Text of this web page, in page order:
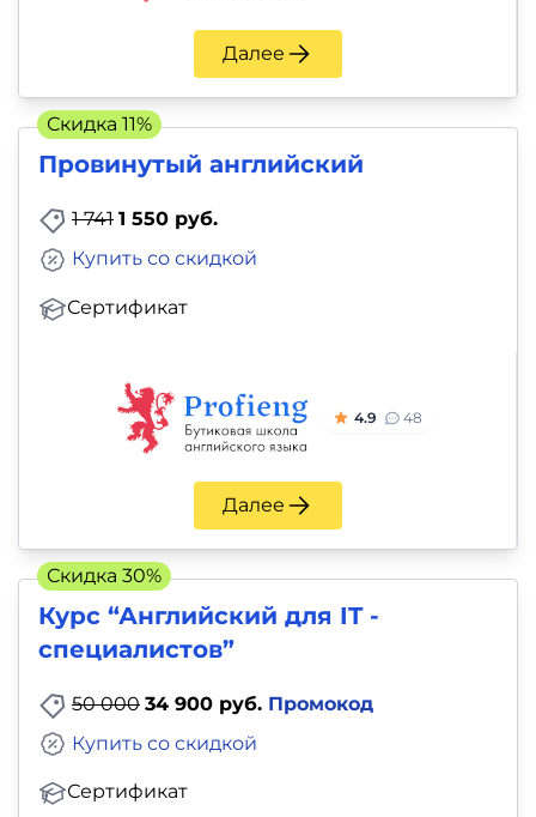
Далее
Провинутый английский
1 741 1 550 руб.
Сертификат
Купить со скидкой
4.9 48
Далее
Скидка 11%
Курс “Английский для IT -
специалистов”
50 000 34 900 руб. Промокод
Сертификат
Купить со скидкой
Скидка 30%